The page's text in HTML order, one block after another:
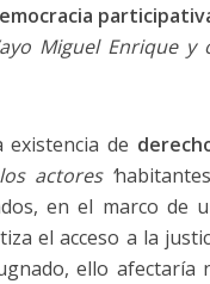
Miguel Enrique y
existencia de
actores ‘
en el marco de
el acceso a la
ello afectaría